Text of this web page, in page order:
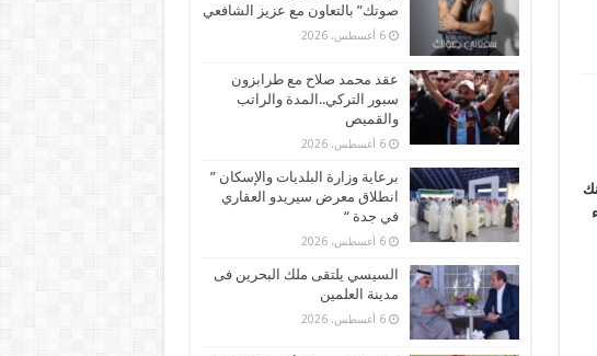
صوتك” بالتعاون مع عزيز الشافعي
6 أغسطس، 2026
عقد محمد صلاح مع طرابزون
سبور التركي..المدة والراتب
والقميص
6 أغسطس، 2026
برعاية وزارة البلديات والإسكان ”
انطلاق معرض سيريدو العقاري
في جدة “
6 أغسطس، 2026
السيسي يلتقى ملك البحرين فى
مدينة العلمين
6 أغسطس، 2026